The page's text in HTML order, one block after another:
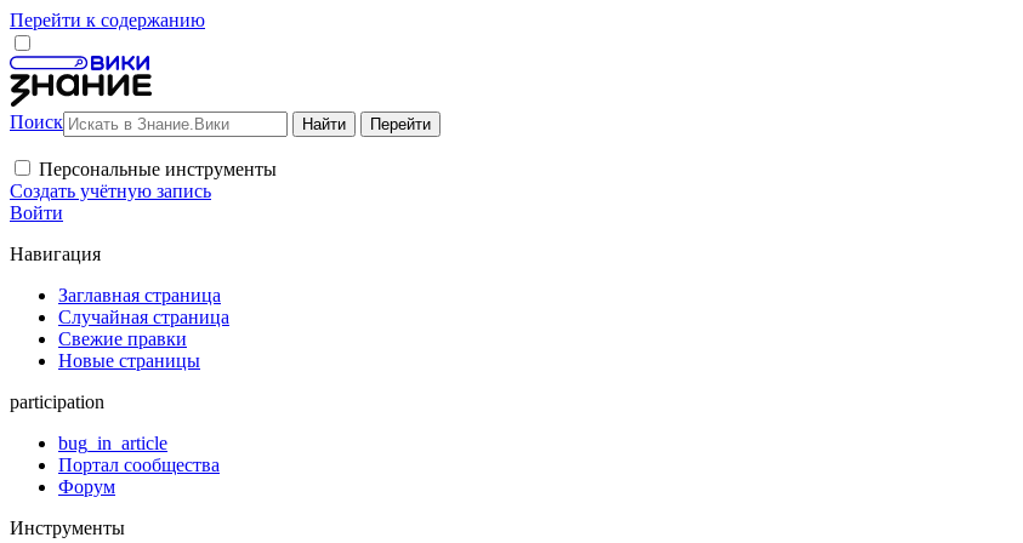
Перейти к содержанию
Поиск
Персональные инструменты
Создать учётную запись
Войти
Навигация
Заглавная страница
Случайная страница
Свежие правки
Новые страницы
participation
bug_in_article
Портал сообщества
Форум
Инструменты